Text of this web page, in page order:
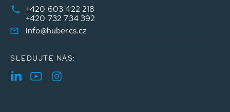
+420 603 422 218
+420 732 734 392
info@hubercs.cz
SLEDUJTE NÁS: